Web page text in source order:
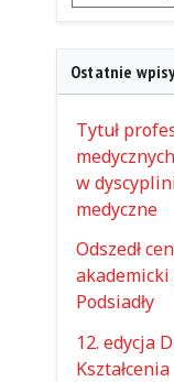
Ostatnie wpisy
Tytuł
w
medyczne
Odszedł
akademicki
Podsiadły
12. edycja
Kształcenia